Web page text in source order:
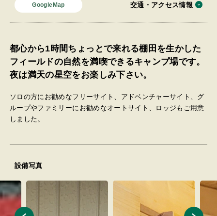
GoogleMap 交通・アクセス情報
都心から1時間ちょっとで来れる棚田を生かした
フィールドの自然を満喫できるキャンプ場です。
夜は満天の星空をお楽しみ下さい。
ソロの方にお勧めなフリーサイト、アドベンチャーサイト、グ
ループやファミリーにお勧めなオートサイト、ロッジもご用意
しました。
設備写真